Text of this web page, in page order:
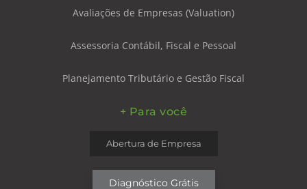
Avaliações de Empresas (Valuation)
Assessoria Contábil, Fiscal e Pessoal
Planejamento Tributário e Gestão Fiscal
+ Para você
Abertura de Empresa
Diagnóstico Grátis